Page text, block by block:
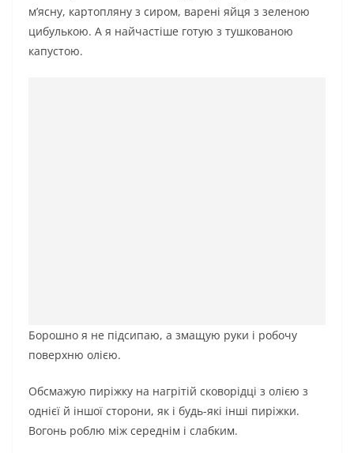
м’ясну, картопляну з сиром, варені яйця з зеленою
цибулькою. А я найчастіше готую з тушкованою
капустою.
Борошно я не підсипаю, а змащую руки і робочу
поверхню олією.
Обсмажую пиріжку на нагрітій сковорідці з олією з
однієї й іншої сторони, як і будь-які інші пиріжки.
Вогонь роблю між середнім і слабким.